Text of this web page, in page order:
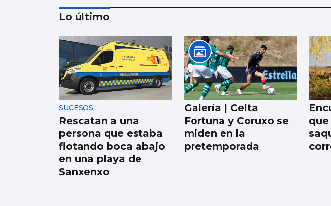
Se agrava la
situación en Ceuta
para reubicar a los
menores inmigrantes
Lo último
SUCESOS
Rescatan a una
persona que estaba
flotando boca abajo
en una playa de
Sanxenxo
Galería | Celta
Fortuna y Coruxo se
miden en la
pretemporada
que